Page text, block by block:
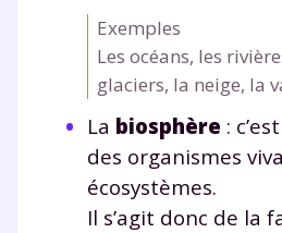
Exemples
Les océans, les
glaciers, la neige, la
La biosphère :
des organismes
écosystèmes.
Il s’agit donc de la